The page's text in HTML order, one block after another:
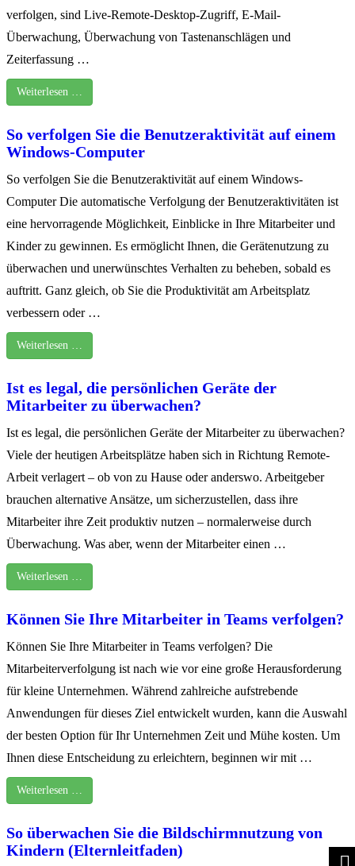
verfolgen, sind Live-Remote-Desktop-Zugriff, E-Mail-
Überwachung, Überwachung von Tastenanschlägen und
Zeiterfassung …
Weiterlesen …
So verfolgen Sie die Benutzeraktivität auf einem
Windows-Computer
So verfolgen Sie die Benutzeraktivität auf einem Windows-
Computer Die automatische Verfolgung der Benutzeraktivitäten ist
eine hervorragende Möglichkeit, Einblicke in Ihre Mitarbeiter und
Kinder zu gewinnen. Es ermöglicht Ihnen, die Gerätenutzung zu
überwachen und unerwünschtes Verhalten zu beheben, sobald es
auftritt. Ganz gleich, ob Sie die Produktivität am Arbeitsplatz
verbessern oder …
Weiterlesen …
Ist es legal, die persönlichen Geräte der
Mitarbeiter zu überwachen?
Ist es legal, die persönlichen Geräte der Mitarbeiter zu überwachen?
Viele der heutigen Arbeitsplätze haben sich in Richtung Remote-
Arbeit verlagert – ob von zu Hause oder anderswo. Arbeitgeber
brauchen alternative Ansätze, um sicherzustellen, dass ihre
Mitarbeiter ihre Zeit produktiv nutzen – normalerweise durch
Überwachung. Was aber, wenn der Mitarbeiter einen …
Weiterlesen …
Können Sie Ihre Mitarbeiter in Teams verfolgen?
Können Sie Ihre Mitarbeiter in Teams verfolgen? Die
Mitarbeiterverfolgung ist nach wie vor eine große Herausforderung
für kleine Unternehmen. Während zahlreiche aufstrebende
Anwendungen für dieses Ziel entwickelt wurden, kann die Auswahl
der besten Option für Ihr Unternehmen Zeit und Mühe kosten. Um
Ihnen diese Entscheidung zu erleichtern, beginnen wir mit …
Weiterlesen …
So überwachen Sie die Bildschirmnutzung von
Kindern (Elternleitfaden)